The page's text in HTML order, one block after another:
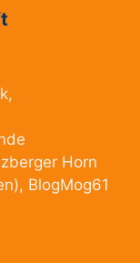
,
Horn
BlogMog61